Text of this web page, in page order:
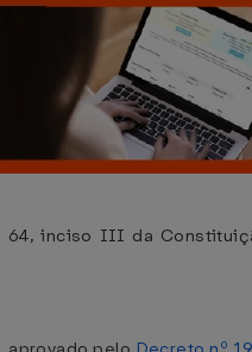
64, inciso III da